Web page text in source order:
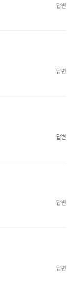
답변
답변
답변
답변
답변